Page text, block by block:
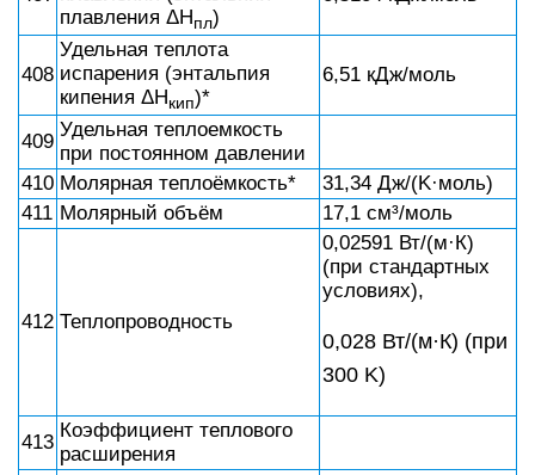
плавления ΔHпл)
408
Удельная теплота
испарения (энтальпия
кипения ΔHкип)*
6,51 кДж/моль
409
Удельная теплоемкость
при постоянном давлении
410 Молярная теплоёмкость*
31,34 Дж/(K·моль)
411 Молярный объём 17,1 см³/моль
412 Теплопроводность
0,02591 Вт/(м·К)
(при стандартных
условиях),
0,028 Вт/(м·К) (при
300 K)
413
Коэффициент теплового
расширения